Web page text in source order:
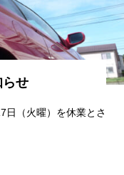
らせ
日（火曜）を休業とさ